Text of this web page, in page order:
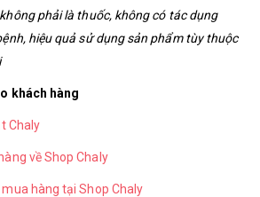
phải là thuốc, không có tác dụng
hiệu quả sử dụng sản phẩm tùy thuộc
khách hàng
Chaly
về Shop Chaly
hàng tại Shop Chaly